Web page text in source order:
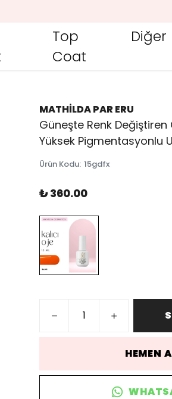
Top
Coat
Diğer
MATHİLDA PAR ERU
Güneşte Renk Değiştiren
Yüksek Pigmentasyonlu
Ürün Kodu: 15gdfx
₺ 360.00
HEMEN